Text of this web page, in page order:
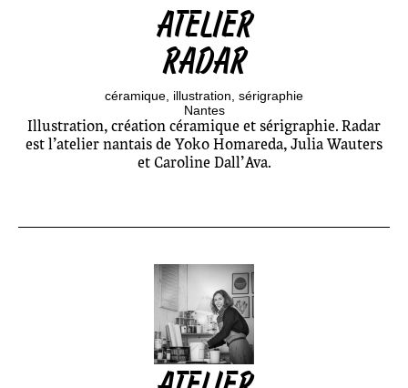
ATELIER
RADAR
céramique illustration sérigraphie
Nantes
Illustration, création céramique et sérigraphie. Radar
est l’atelier nantais de Yoko Homareda, Julia Wauters
et Caroline Dall’Ava.